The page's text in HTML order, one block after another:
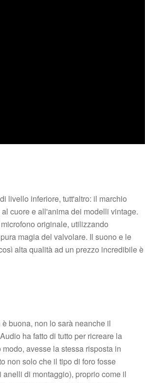
livello inferiore, tutt'altro: il marchio
cuore e all'anima dei modelli vintage.
originale, utilizzando
magia del valvolare. Il suono e le
alta qualità ad un prezzo incredibile è
buona, non lo sarà neanche il
ha fatto di tutto per ricreare la
avesse la stessa risposta in
non solo che il tipo di foro fosse
di montaggio), proprio come il